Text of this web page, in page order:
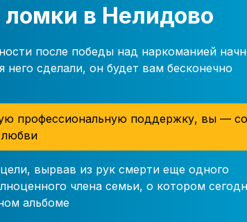
ломки в Нелидово
после победы над наркоманией
сделали, он будет вам бесконечно
профессиональную поддержку, вы — со
любви
вырвав из рук смерти еще одного
члена семьи, о котором
альбоме